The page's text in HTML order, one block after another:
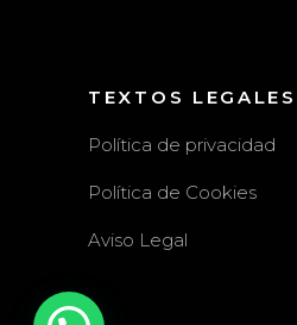
TEXTOS LEGALES
Política de privacidad
Política de Cookies
Aviso Legal